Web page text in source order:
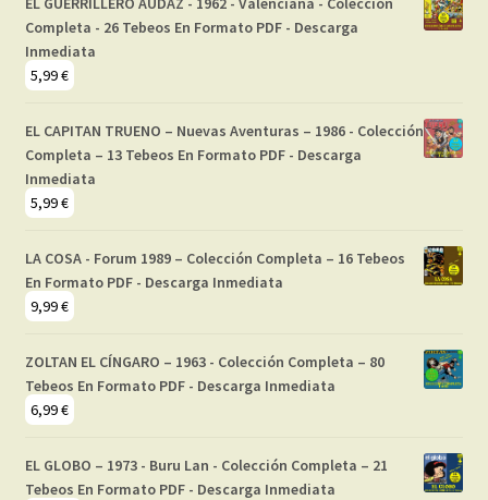
Completa - 26 Tebeos En Formato PDF - Descarga
Inmediata
5,99€
EL CAPITAN TRUENO – Nuevas Aventuras – 1986 - Colección
Completa – 13 Tebeos En Formato PDF - Descarga
Inmediata
5,99€
LA COSA - Forum 1989 – Colección Completa – 16 Tebeos
En Formato PDF - Descarga Inmediata
9,99€
ZOLTAN EL CÍNGARO – 1963 - Colección Completa – 80
Tebeos En Formato PDF - Descarga Inmediata
6,99€
EL GLOBO – 1973 - Buru Lan - Colección Completa – 21
Tebeos En Formato PDF - Descarga Inmediata